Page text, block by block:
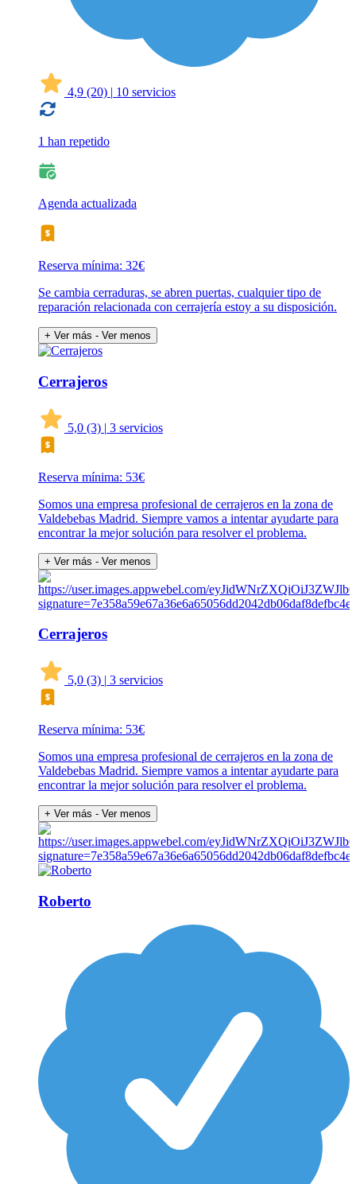
4,9 (20) | 10 servicios
1 han repetido
Agenda actualizada
Reserva mínima: 32€
Se cambia cerraduras, se abren puertas, cualquier tipo de
reparación relacionada con cerrajería estoy a su disposición.
+ Ver más - Ver menos
Cerrajeros
5,0 (3) | 3 servicios
Reserva mínima: 53€
Somos una empresa profesional de cerrajeros en la zona de
Valdebebas Madrid. Siempre vamos a intentar ayudarte para
encontrar la mejor solución para resolver el problema.
+ Ver más - Ver menos
Cerrajeros
5,0 (3) | 3 servicios
Reserva mínima: 53€
Somos una empresa profesional de cerrajeros en la zona de
Valdebebas Madrid. Siempre vamos a intentar ayudarte para
encontrar la mejor solución para resolver el problema.
+ Ver más - Ver menos
Roberto